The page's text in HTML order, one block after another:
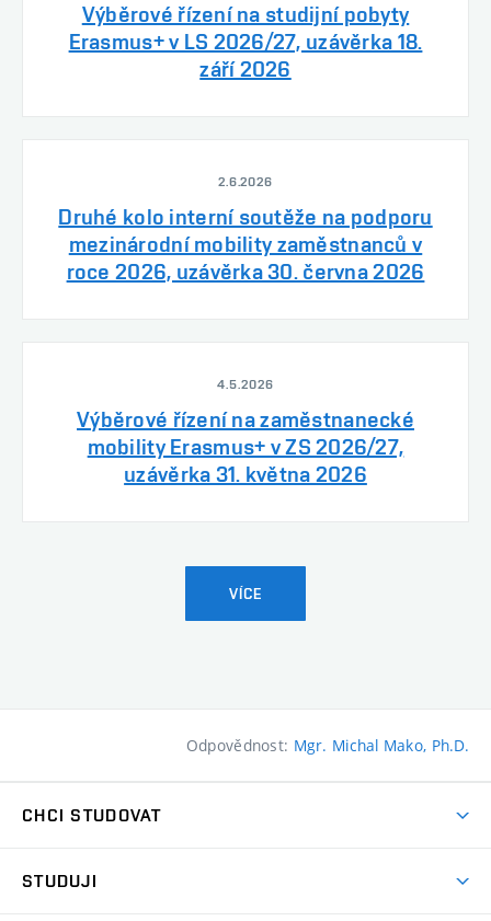
Výběrové řízení na studijní pobyty
Erasmus+ v LS 2026/27, uzávěrka 18.
září 2026
2.6.2026
Druhé kolo interní soutěže na podporu
mezinárodní mobility zaměstnanců v
roce 2026, uzávěrka 30. června 2026
4.5.2026
Výběrové řízení na zaměstnanecké
mobility Erasmus+ v ZS 2026/27,
uzávěrka 31. května 2026
VÍCE
Odpovědnost: Mgr. Michal Mako, Ph.D.
CHCI STUDOVAT
STUDUJI